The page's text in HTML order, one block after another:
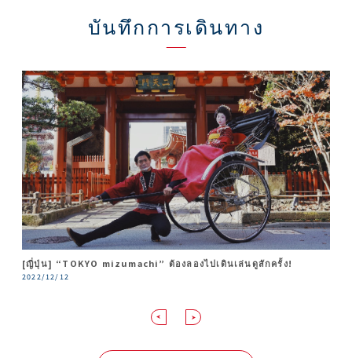
บันทึกการเดินทาง
[ญี่ปุ่น] “TOKYO mizumachi” ต้องลองไปเดินเล่นดูสักครั้ง!
2022/12/12
[อยู่ติดกับโตเกียว] เที่ยวย่านถนนเมืองเก่าคาวาโกเอะใกล้โตเกียว
ย้อนเวลาสัมผัส “เอโดะน้อย” ในหนึ่งวัน
Tochigi: พาเที่ยวนิกโก้ จากโตเกียวด้วย NIKKO PASS แวะสนุกที่
Tokyo Skytree Town
เต็มอิ่มในหนึ่งวัน เพลิดเพลินทุกที่และรอบ ๆ ของ TOKYO SKYTREE®
– จากถนนหลังของอาซากุสะ
Amazing AIZU : 2 วัน 1 คืนอันรื่นเริงท่ามกลางธรรมชาติ เมืองอน
เซ็น หมู่บ้านโบราณและย่านชิคชิคแห่งเมืองไอซึ
ต้อนรับอย่างอบอุ่นในทุกสัมผัสที่ย่านคินุกะวะ ออนเซ็นและยุนิชีงาวะ
ออนเซ็น